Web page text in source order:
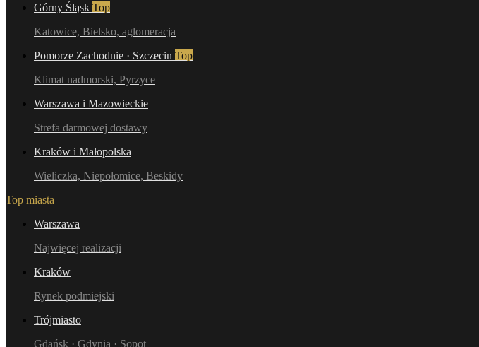
Górny Śląsk Top
Katowice, Bielsko, aglomeracja
Pomorze Zachodnie · Szczecin Top
Klimat nadmorski, Pyrzyce
Warszawa i Mazowieckie
Strefa darmowej dostawy
Kraków i Małopolska
Wieliczka, Niepołomice, Beskidy
Top miasta
Warszawa
Najwięcej realizacji
Kraków
Rynek podmiejski
Trójmiasto
Gdańsk · Gdynia · Sopot